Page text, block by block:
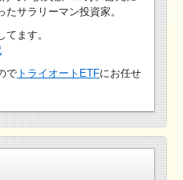
サラリーマン投資家。
ます。
で トライオートETFにお任せ